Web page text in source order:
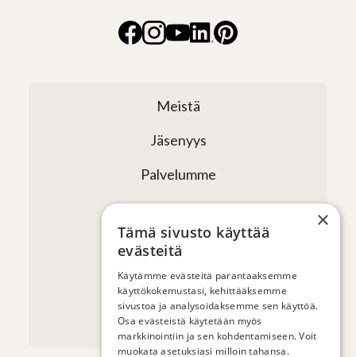
Meistä
Jäsenyys
Palvelumme
Verkostomme
Tapahtumat
Uutiset ja artikkelit
Yhteystiedot
×
Tämä sivusto käyttää
evästeitä
Käytämme evästeitä parantaaksemme
käyttökokemustasi, kehittääksemme
sivustoa ja analysoidaksemme sen käyttöä.
Osa evästeistä käytetään myös
markkinointiin ja sen kohdentamiseen. Voit
muokata asetuksiasi milloin tahansa.